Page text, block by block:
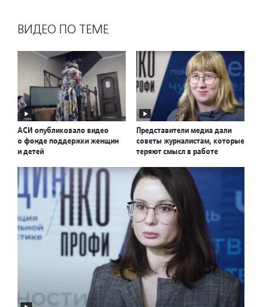
ВИДЕО ПО ТЕМЕ
АСИ опубликовало видео
о фонде поддержки женщин
и детей
Представители медиа дали
советы журналистам, которые
теряют смысл в работе